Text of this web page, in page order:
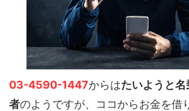
03-4590-1447からはたいようと
者のようですが、ココからお金を借